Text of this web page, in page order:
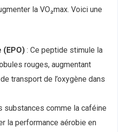
la VO₂max. Voici une
(EPO) : Ce peptide stimule la
rouges, augmentant
transport de l’oxygène dans
substances comme la caféine
la performance aérobie en